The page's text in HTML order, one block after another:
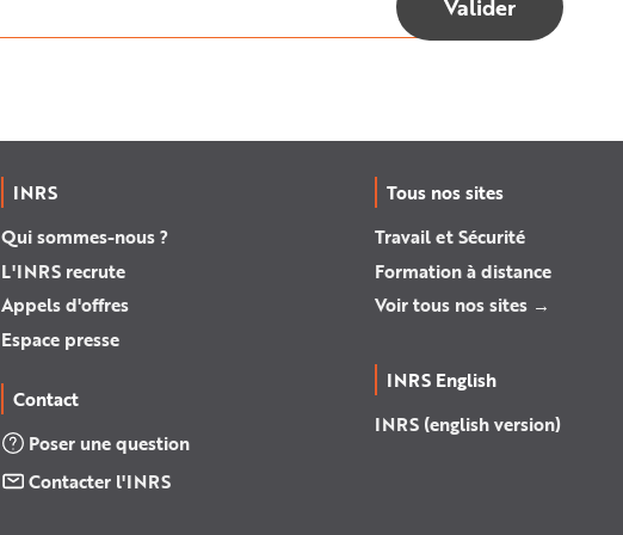
INRS
Qui sommes-nous ?
L'INRS recrute
Appels d'offres
Espace presse
Contact
Poser une question
Contacter l'INRS
Tous nos sites
Travail et Sécurité
Formation à distance
Voir tous nos sites →
INRS English
INRS (english version)